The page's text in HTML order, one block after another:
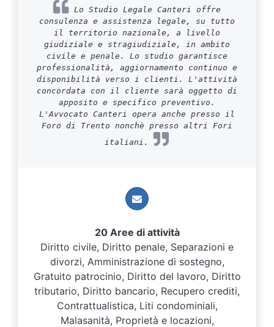
Lo Studio Legale Canteri offre
consulenza e assistenza legale, su tutto
il territorio nazionale, a livello
giudiziale e stragiudiziale, in ambito
civile e penale. Lo studio garantisce
professionalità, aggiornamento continuo e
disponibilità verso i clienti. L'attività
concordata con il cliente sarà oggetto di
apposito e specifico preventivo.
L'Avvocato Canteri opera anche presso il
Foro di Trento nonchè presso altri Fori
italiani.
20 Aree di attività
Diritto civile, Diritto penale, Separazioni e
divorzi, Amministrazione di sostegno,
Gratuito patrocinio, Diritto del lavoro, Diritto
tributario, Diritto bancario, Recupero crediti,
Contrattualistica, Liti condominiali,
Malasanità, Proprietà e locazioni,